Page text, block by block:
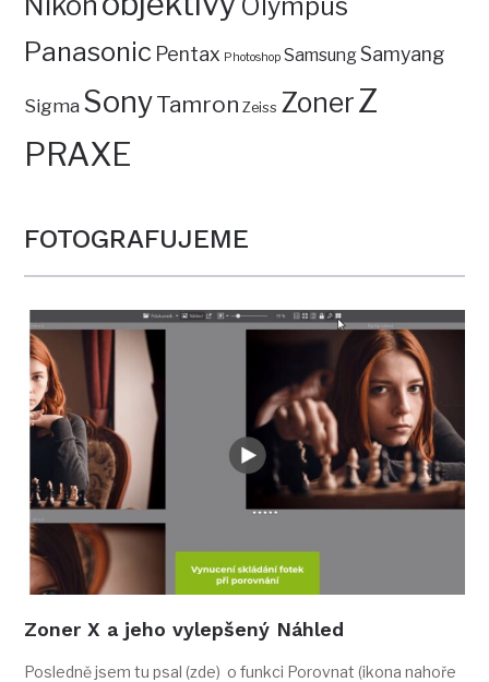
Olympus
Panasonic Pentax Photoshop SamsungSamyang
Sigma SonyTamron Zeiss ZonerZ
PRAXE
FOTOGRAFUJEME
Zoner X a jeho vylepšený Náhled
Posledně jsem tu psal (zde) o funkci Porovnat (ikona nahoře